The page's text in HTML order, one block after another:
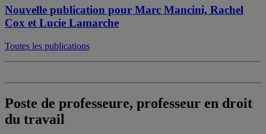
Nouvelle publication pour Marc Mancini, Rachel
Cox et Lucie Lamarche
Toutes les publications
Poste de professeure, professeur en droit
du travail